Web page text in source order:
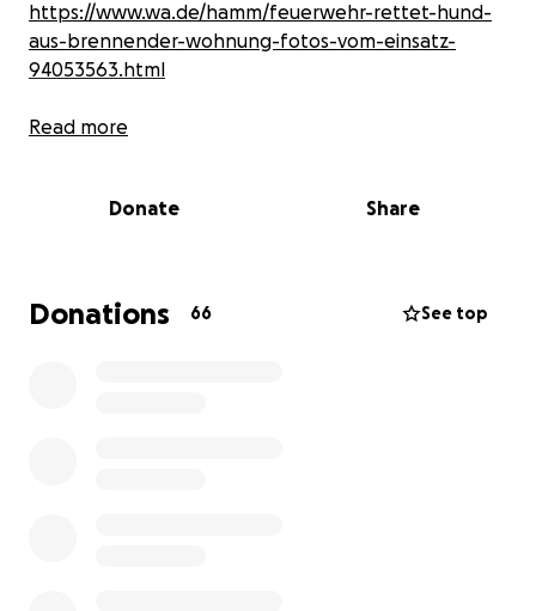
https://www.wa.de/hamm/feuerwehr-rettet-hund-
aus-brennender-wohnung-fotos-vom-einsatz-
94053563.html
Aktuell sind beide bei Freunden/Familie
einmal Klamotten zum Wechseln. Ihre persönlichen
Mit der Spende sollen vorallem Sachen gekauft
Read more
Donate Share
Donations 66 See top